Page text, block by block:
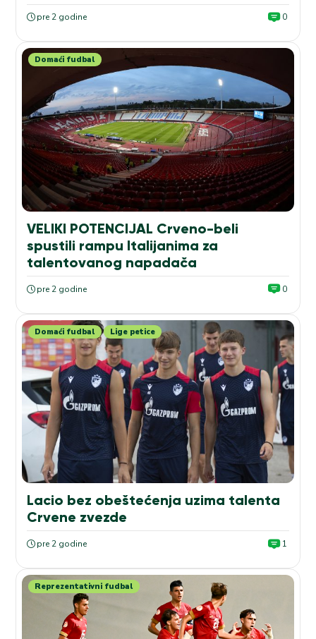
pre 2 godine 0
Domaći fudbal
VELIKI POTENCIJAL Crveno-beli
spustili rampu Italijanima za
talentovanog napadača
pre 2 godine 0
Domaći fudbal Lige petice
Lacio bez obeštećenja uzima talenta
Crvene zvezde
pre 2 godine 1
Reprezentativni fudbal